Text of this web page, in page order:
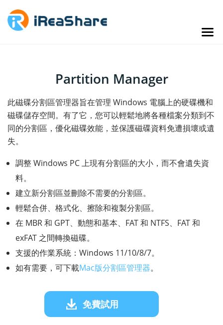
Partition Manager
此磁碟分割區管理器旨在管理 Windows 電腦上的硬碟機和
磁碟儲存空間。有了它，您可以輕鬆地將各種檔案分類到不
同的分割區，優化磁碟效能，並保護磁碟資料免遭損壞或遺
失。
調整 Windows PC 上現有分割區的大小，而不會遺失資
料。
建立新分割區並刪除不需要的分割區。
輕鬆合併、格式化、擦除和複製分割區。
在 MBR 和 GPT、動態和基本、FAT 和 NTFS、FAT 和
exFAT 之間轉換磁碟。
支援的作業系統：Windows 11/10/8/7。
如有需要，可下載Mac版分割區管理器。
免費試用